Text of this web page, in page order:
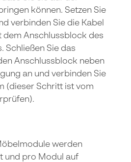
können. Setzen Sie
verbinden Sie die Kabel
dem Anschlussblock des
Schließen Sie das
Anschlussblock neben
an und verbinden Sie
(dieser Schritt ist vom
werden
und pro Modul auf